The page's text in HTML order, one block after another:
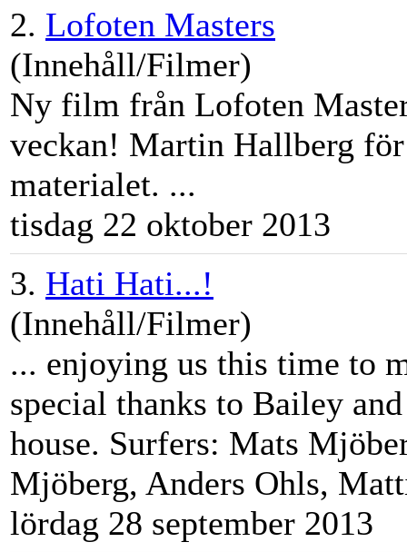
2. Lofoten Masters
(Innehåll/Filmer)
Ny film från Lofoten
veckan! Martin Hallberg
materialet. ...
tisdag 22 oktober 2013
3. Hati Hati...!
(Innehåll/Filmer)
... enjoying us this time to
special thanks to Bailey
house. Surfers: Mats
Mjöberg, Anders Ohls,
lördag 28 september 2013